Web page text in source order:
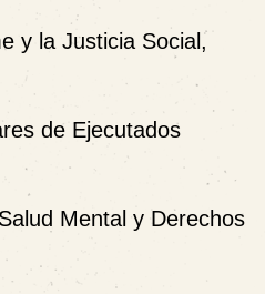
y la Justicia Social,
de Ejecutados
Mental y Derechos